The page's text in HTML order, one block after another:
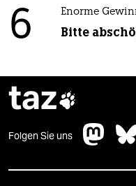
6 Enorme
Bitte
taz
Folgen Sie uns